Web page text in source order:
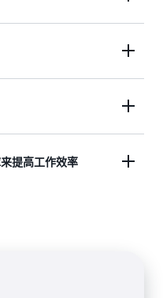
库存水平。
子邮件营销活动。
提高工作效率